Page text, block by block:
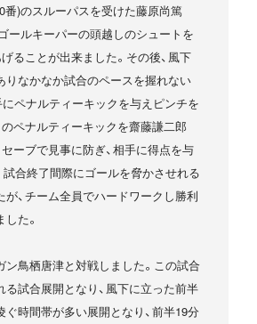
番)のスルーパスを受けた藤原尚篤
ールキーパーの頭越しのシュートを
ることが出来ました。その後、風下
りなかなか試合のペースを握れない
にペナルティーキックを与えピンチを
ペナルティーキックを齋藤謙二郎
ーブで見事に防ぎ、相手に得点を与
試合終了間際にゴールを脅かさせれる
、チーム全員でハードワークし勝利
た。
ン鳥栖唐津と対戦しました。この試合
る試合展開となり、風下に立った前半
ぐ時間帯が多い展開となり、前半19分